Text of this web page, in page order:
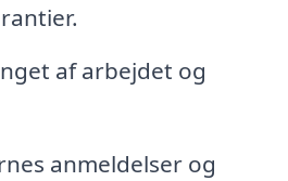
af arbejdet og
anmeldelser og